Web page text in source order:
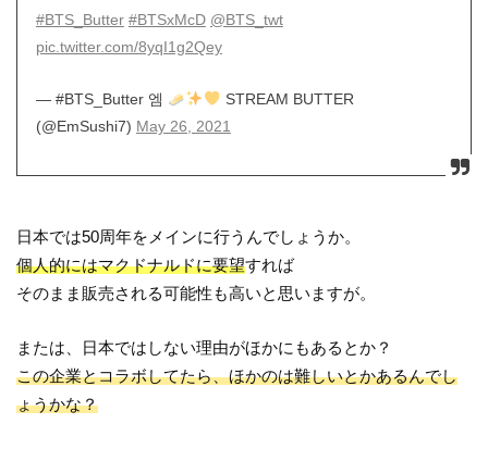
#BTS_Butter #BTSxMcD @BTS_twt
pic.twitter.com/8yqI1g2Qey
— #BTS_Butter 엠
STREAM BUTTER
(@EmSushi7) May 26, 2021
日本では50周年をメインに行うんでしょうか。
個人的にはマクドナルドに要望すれば
そのまま販売される可能性も高いと思いますが。
または、日本ではしない理由がほかにもあるとか？
この企業とコラボしてたら、ほかのは難しいとかあるんでし
ょうかな？